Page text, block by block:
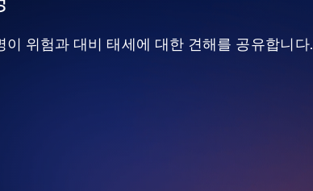
위험과 대비 태세에 대한 견해를 공유합니다.